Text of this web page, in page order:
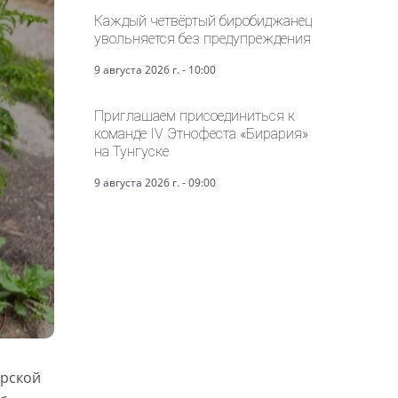
Каждый четвёртый биробиджанец
увольняется без предупреждения
9 августа 2026 г. - 10:00
Приглашаем присоединиться к
команде IV Этнофеста «Бирария»
на Тунгуске
9 августа 2026 г. - 09:00